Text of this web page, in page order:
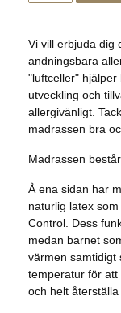
Vi vill erbjuda dig
andningsbara
"luftceller"
utveckling och
allergivänligt.
madrassen bra
Madrassen
Å ena sidan har
naturlig latex
Control. Dess
medan barnet
värmen samtidigt
temperatur för att
och helt återställa